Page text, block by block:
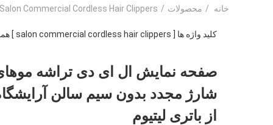
خانه / محصولات /
Salon Commercial Cordless Hair Clippers
کلید واژه ها [ salon commercial cordless hair clippers ] همخوانی داشتن
صفحه نمایش ال ای دی تراشه
شارژ مجدد بدون سیم سالن
از باتری لیتیوم